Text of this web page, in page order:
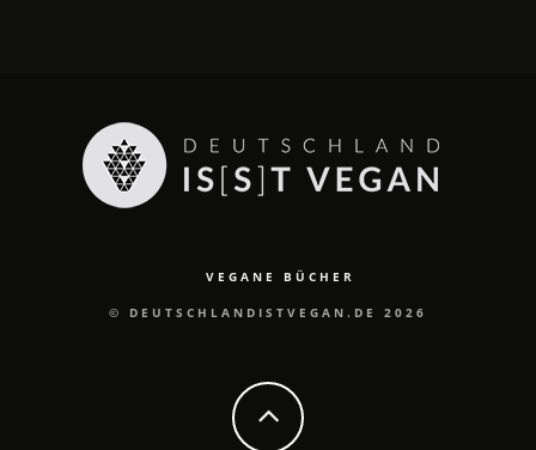
VEGANE BÜCHER
© DEUTSCHLANDISTVEGAN.DE 2026